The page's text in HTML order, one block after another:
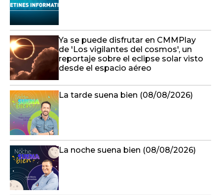
Ya se puede disfrutar en CMMPlay
de 'Los vigilantes del cosmos', un
reportaje sobre el eclipse solar visto
desde el espacio aéreo
La tarde suena bien (08/08/2026)
La noche suena bien (08/08/2026)